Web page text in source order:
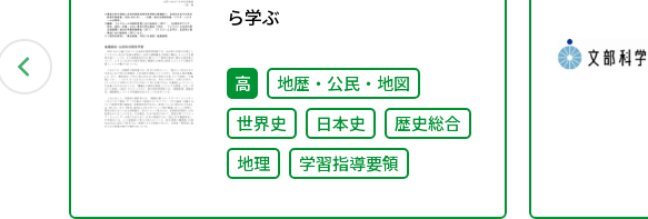
ら学ぶ
高
地歴・公民・地図
世界史
日本史
歴史総合
地理
学習指導要領